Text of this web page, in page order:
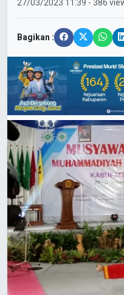
27/03/2023 11:39 - 386
Bagikan :